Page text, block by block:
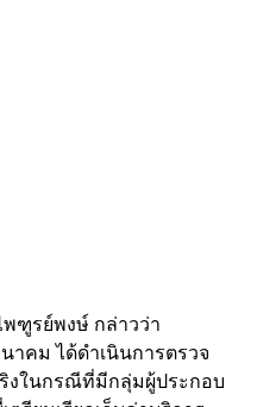
ฑูรย์พงษ์ กล่าวว่า
าคม ได้ดำเนินการตรวจ
งในกรณีที่มีกลุ่มผู้ประกอบ